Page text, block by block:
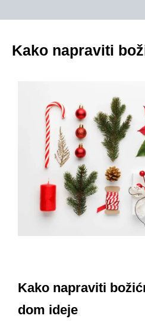
Kako napraviti
Kako napraviti
dom ideje